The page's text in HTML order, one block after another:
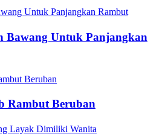
Bawang Untuk Panjangkan
Rambut Beruban